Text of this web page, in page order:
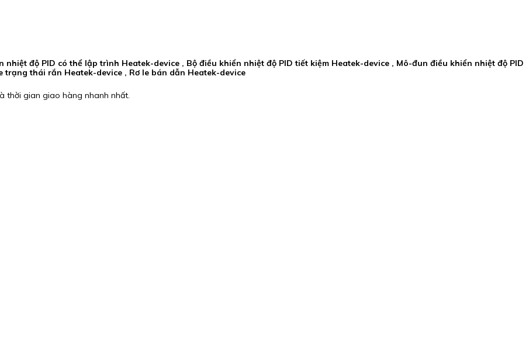
độ PID có thể lập trình Heatek-device , Bộ điều khiển nhiệt độ PID tiết kiệm Heatek-device , Mô-đun điều khiển nhiệt độ PID
thái rắn Heatek-device , Rơ le bán dẫn Heatek-device
thời gian giao hàng nhanh nhất.